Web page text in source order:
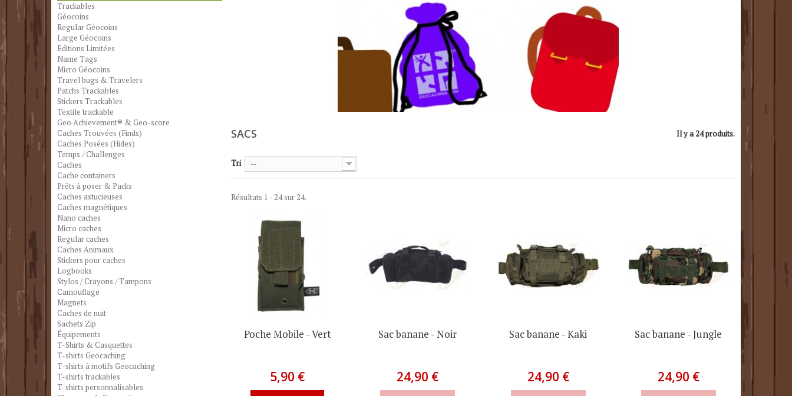
Trackables
Géocoins
Regular Géocoins
Large Géocoins
Editions Limitées
Name Tags
Micro Géocoins
Travel bugs & Travelers
Patchs Trackables
Stickers Trackables
Textile trackable
Geo Achievement® & Geo-score
Caches Trouvées (Finds)
Caches Posées (Hides)
Temps / Challenges
Caches
Cache containers
Prêts à poser & Packs
Caches astucieuses
Caches magnétiques
Nano caches
Micro caches
Regular caches
Caches Animaux
Stickers pour caches
Logbooks
Stylos / Crayons / Tampons
Camouflage
Magnets
Caches de nuit
Sachets Zip
Équipements
T-Shirts & Casquettes
T-shirts Geocaching
T-shirts à motifs Geocaching
T-shirts trackables
T-shirts personnalisables
SACS Il y a 24 produits.
Tri --
Résultats 1 - 24 sur 24.
Poche Mobile - Vert
5,90 €
Sac banane - Noir
24,90 €
Sac banane - Kaki
24,90 €
Sac banane - Jungle
24,90 €